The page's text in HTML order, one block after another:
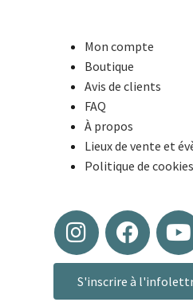
Mon compte
Boutique
Avis de clients
FAQ
À propos
Lieux de vente et
Politique de
S'inscrire à